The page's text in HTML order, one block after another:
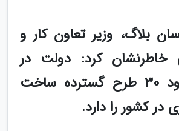
بلاگ، وزیر تعاون کار و
خاطرنشان کرد: دولت در
دستور کار خود 30 طرح گسترده ساخت
در کشور را دارد.